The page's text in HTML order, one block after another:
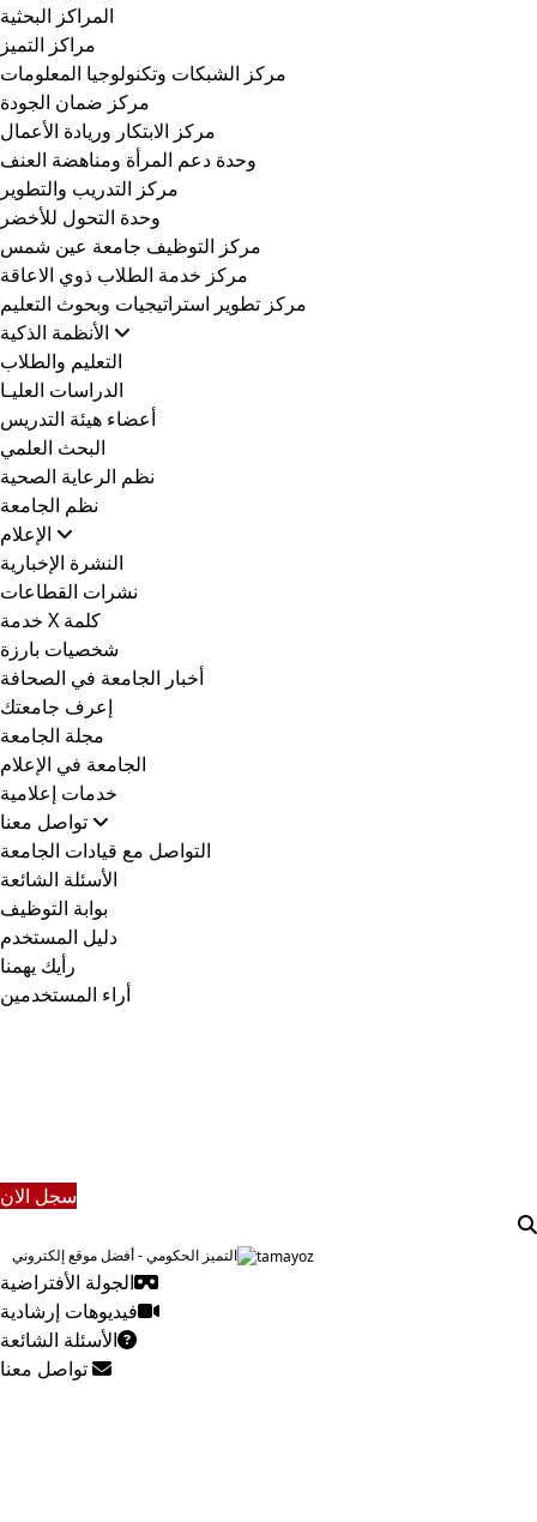
المراكز البحثية
مراكز التميز
مركز الشبكات وتكنولوجيا المعلومات
مركز ضمان الجودة
مركز الابتكار وريادة الأعمال
وحدة دعم المرأة ومناهضة العنف
مركز التدريب والتطوير
وحدة التحول للأخضر
مركز التوظيف جامعة عين شمس
مركز خدمة الطلاب ذوي الاعاقة
مركز تطوير استراتيجيات وبحوث التعليم
التعليم والطلاب
الدراسات العليـا
أعضاء هيئة التدريس
البحث العلمي
نظم الرعاية الصحية
نظم الجامعة
النشرة الإخبارية
نشرات القطاعات
خدمة X كلمة
شخصيات بارزة
أخبار الجامعة في الصحافة
إعرف جامعتك
مجلة الجامعة
الجامعة في الإعلام
خدمات إعلامية
التواصل مع قيادات الجامعة
الأسئلة الشائعة
بوابة التوظيف
دليل المستخدم
رأيك يهمنا
أراء المستخدمين
سجل الان
التميز الحكومي - أفضل موقع إلكتروني
الجولة الأفتراضية
فيديوهات إرشادية
الأسئلة الشائعة